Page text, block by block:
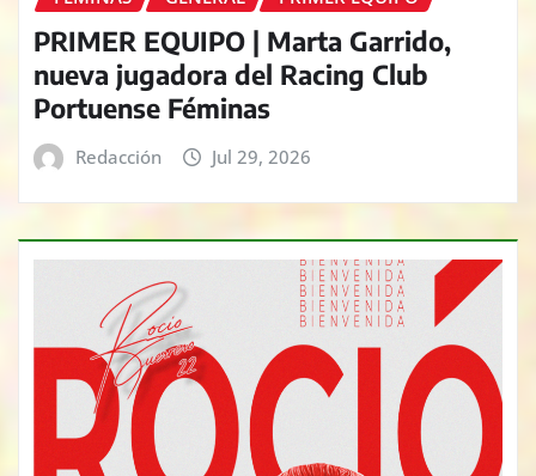
PRIMER EQUIPO | Marta Garrido,
nueva jugadora del Racing Club
Portuense Féminas
Redacción Jul 29, 2026